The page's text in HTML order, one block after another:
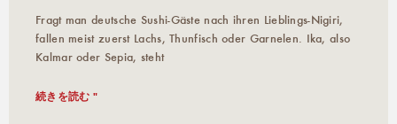
Fragt man deutsche Sushi-Gäste nach ihren Lieblings-Nigiri,
fallen meist zuerst Lachs, Thunfisch oder Garnelen. Ika, also
Kalmar oder Sepia, steht
続きを読む "